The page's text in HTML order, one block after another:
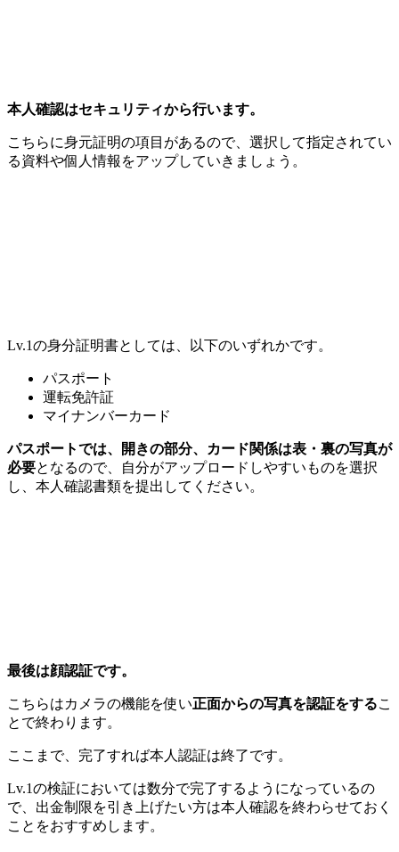
本人確認はセキュリティから行います。
こちらに身元証明の項目があるので、選択して指定されてい
る資料や個人情報をアップしていきましょう。
Lv.1の身分証明書としては、以下のいずれかです。
パスポート
運転免許証
マイナンバーカード
パスポートでは、開きの部分、カード関係は表・裏の写真が
必要となるので、自分がアップロードしやすいものを選択
し、本人確認書類を提出してください。
最後は顔認証です。
こちらはカメラの機能を使い正面からの写真を認証をするこ
とで終わります。
ここまで、完了すれば本人認証は終了です。
Lv.1の検証においては数分で完了するようになっているの
で、 出金制限を引き上げたい方は本人確認を終わらせておく
ことをおすすめします。